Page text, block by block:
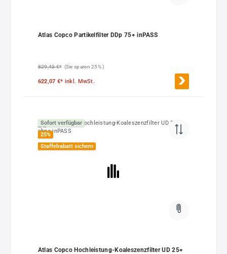
Atlas Copco Partikelfilter DDp 75+ inPASS
829,43 €* (Sie sparen 25% )
622,07 €* inkl. MwSt.
Sofort verfügbar
25%
Staffelrabatt sichern
Atlas Copco Hochleistung-Koaleszenzfilter UD 25+